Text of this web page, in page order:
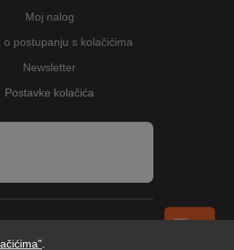
Moj nalog
o postupanju s kolačićima
Newsletter
Postavke kolačića